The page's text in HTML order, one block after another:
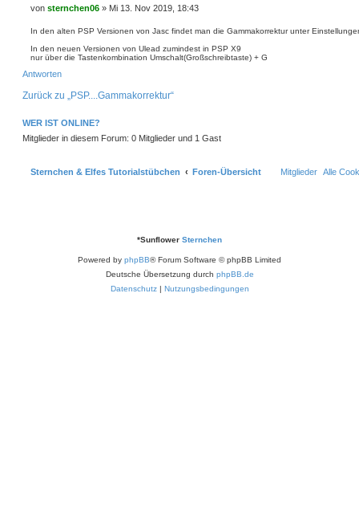
k
d
t
e
v
s
r
n
c
n
i
e
e
n
B
r
a
g
von sternchen06 » Mi 13. Nov 2019, 18:43
In den alten PSP Versionen von Jasc findet man die Gammakorrektur unter
In den neuen Versionen von Ulead zumindest in PSP X9
nur über die Tastenkombination Umschalt(Großschreibtaste) + G
a
h
o
e
n
Antworten
Zurück zu „PSP....Gammakorrektur“
WER IST ONLINE?
Mitglieder in diesem Forum: 0 Mitglieder und 1 Gast
Sternchen & Elfes Tutorialstübchen Foren-Übersicht Alle
Mitglieder
*Sunflower Sternchen
Powered by phpBB® Forum Software © phpBB Limited
Deutsche Übersetzung durch phpBB.de
Datenschutz | Nutzungsbedingungen